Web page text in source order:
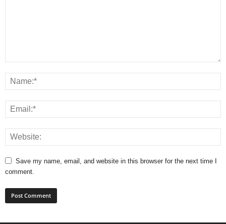
Save my name, email, and website in this browser for the next time I
comment.